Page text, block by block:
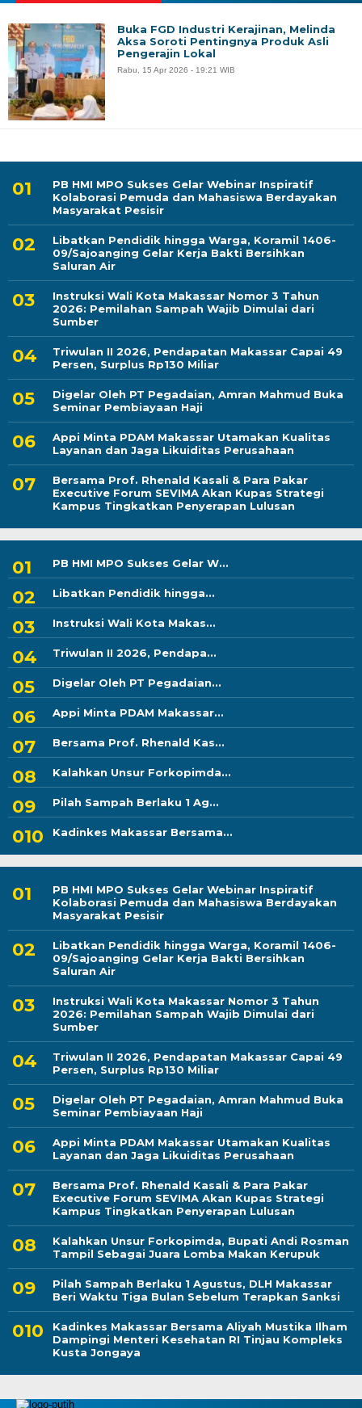
PB HMI MPO Sukses Gelar Webinar Inspiratif
Kolaborasi Pemuda dan Mahasiswa Berdayakan
Masyarakat Pesisir
Libatkan Pendidik hingga Warga, Koramil 1406-
09/Sajoanging Gelar Kerja Bakti Bersihkan
Saluran Air
Instruksi Wali Kota Makassar Nomor 3 Tahun
2026: Pemilahan Sampah Wajib Dimulai dari
Sumber
Triwulan II 2026, Pendapatan Makassar Capai 49
Persen, Surplus Rp130 Miliar
Digelar Oleh PT Pegadaian, Amran Mahmud Buka
Seminar Pembiayaan Haji
Appi Minta PDAM Makassar Utamakan Kualitas
Layanan dan Jaga Likuiditas Perusahaan
Bersama Prof. Rhenald Kasali & Para Pakar
Executive Forum SEVIMA Akan Kupas Strategi
Kampus Tingkatkan Penyerapan Lulusan
PB HMI MPO Sukses Gelar W...
Libatkan Pendidik hingga...
Instruksi Wali Kota Makas...
Triwulan II 2026, Pendapa...
Digelar Oleh PT Pegadaian...
Appi Minta PDAM Makassar...
Bersama Prof. Rhenald Kas...
Kalahkan Unsur Forkopimda...
Pilah Sampah Berlaku 1 Ag...
Kadinkes Makassar Bersama...
Buka FGD Industri Kerajinan, Melinda
Aksa Soroti Pentingnya Produk Asli
Pengerajin Lokal
Rabu, 15 Apr 2026 - 19:21 WIB
PB HMI MPO Sukses Gelar Webinar Inspiratif
Kolaborasi Pemuda dan Mahasiswa Berdayakan
Masyarakat Pesisir
Libatkan Pendidik hingga Warga, Koramil 1406-
09/Sajoanging Gelar Kerja Bakti Bersihkan
Saluran Air
Instruksi Wali Kota Makassar Nomor 3 Tahun
2026: Pemilahan Sampah Wajib Dimulai dari
Sumber
Triwulan II 2026, Pendapatan Makassar Capai 49
Persen, Surplus Rp130 Miliar
Digelar Oleh PT Pegadaian, Amran Mahmud Buka
Seminar Pembiayaan Haji
Appi Minta PDAM Makassar Utamakan Kualitas
Layanan dan Jaga Likuiditas Perusahaan
Bersama Prof. Rhenald Kasali & Para Pakar
Executive Forum SEVIMA Akan Kupas Strategi
Kampus Tingkatkan Penyerapan Lulusan
Kalahkan Unsur Forkopimda, Bupati Andi Rosman
Tampil Sebagai Juara Lomba Makan Kerupuk
Pilah Sampah Berlaku 1 Agustus, DLH Makassar
Beri Waktu Tiga Bulan Sebelum Terapkan Sanksi
Kadinkes Makassar Bersama Aliyah Mustika Ilham
Dampingi Menteri Kesehatan RI Tinjau Kompleks
Kusta Jongaya